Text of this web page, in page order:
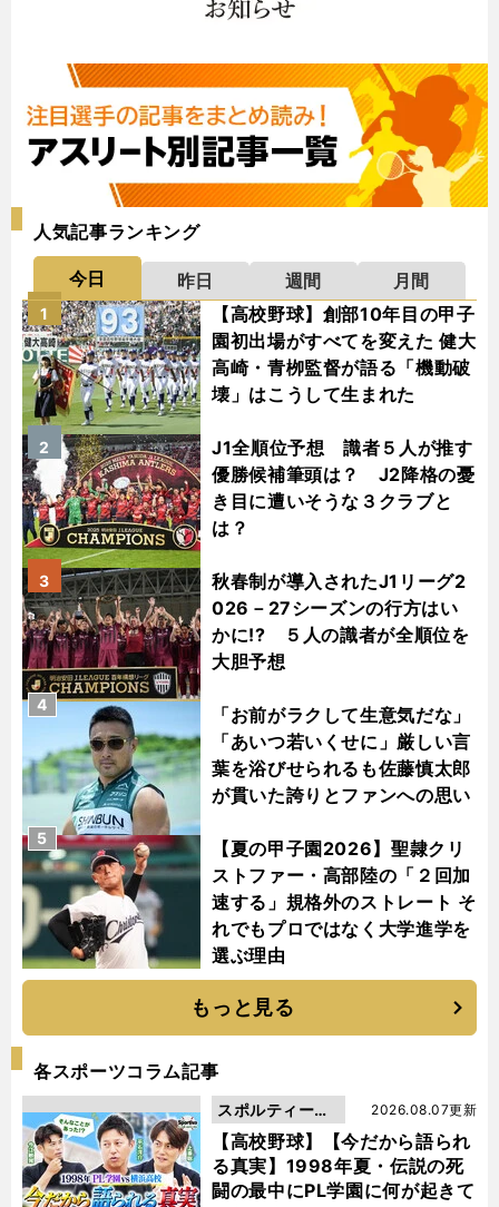
人気記事ランキング
今日 昨日 週間
月間
【高校野球】創部10年目の甲子
園初出場がすべてを変えた 健大
高崎・青栁監督が語る「機動破
壊」はこうして生まれた
1
J1全順位予想 識者５人が推す
優勝候補筆頭は？ J2降格の憂
き目に遭いそうな３クラブと
は？
2
秋春制が導入されたJ1リーグ2
026－27シーズンの行方はい
かに!? ５人の識者が全順位を
大胆予想
3
「お前がラクして生意気だな」
「あいつ若いくせに」厳しい言
葉を浴びせられるも佐藤慎太郎
が貫いた誇りとファンへの思い
4
【夏の甲子園2026】聖隷クリ
ストファー・高部陸の「２回加
速する」規格外のストレート そ
れでもプロではなく大学進学を
選ぶ理由
5
もっと見る
各スポーツコラム記事
【高校野球】【今だから語られ
る真実】1998年夏・伝説の死
闘の最中にPL学園に何が起きて
2026.08.07更新
スポルティーバ
動画